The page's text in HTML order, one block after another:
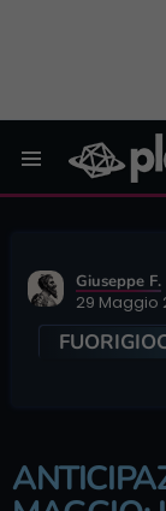
Giuseppe F.
29 Maggio